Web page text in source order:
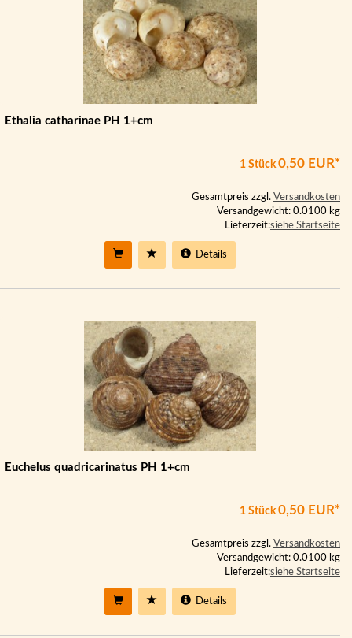
Ethalia catharinae PH 1+cm
1 Stück0,50 EUR*
Gesamtpreis zzgl. Versandkosten
Versandgewicht: 0.0100 kg
Lieferzeit:siehe Startseite
Details
Euchelus quadricarinatus PH 1+cm
1 Stück0,50 EUR*
Gesamtpreis zzgl. Versandkosten
Versandgewicht: 0.0100 kg
Lieferzeit:siehe Startseite
Details